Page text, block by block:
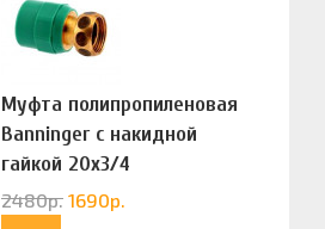
Муфта полипропиленовая
Banninger с накидной
гайкой 20х3/4
(G83322020)
2480р. 1690р.